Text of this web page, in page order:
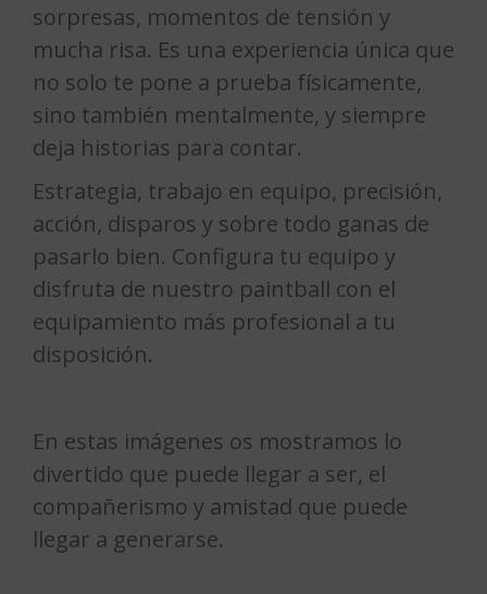
sorpresas, momentos de tensión y
mucha risa. Es una experiencia única que
no solo te pone a prueba físicamente,
sino también mentalmente, y siempre
deja historias para contar.
Estrategia, trabajo en equipo, precisión,
acción, disparos y sobre todo ganas de
pasarlo bien. Configura tu equipo y
disfruta de nuestro paintball con el
equipamiento más profesional a tu
disposición.
En estas imágenes os mostramos lo
divertido que puede llegar a ser, el
compañerismo y amistad que puede
llegar a generarse.